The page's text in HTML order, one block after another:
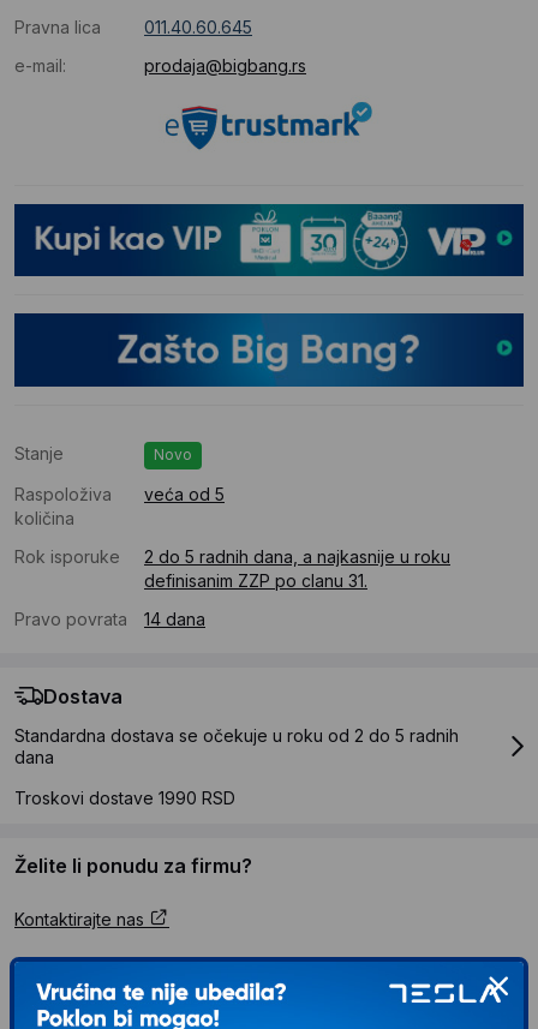
Pravna lica
011.40.60.645
e-mail:
prodaja@bigbang.rs
Stanje Novo
Raspoloživa
količina
veća od 5
Rok isporuke
2 do 5 radnih dana, a najkasnije u roku
definisanim ZZP po clanu 31.
Pravo povrata
14 dana
Dostava
Standardna dostava se očekuje u roku od 2 do 5 radnih
dana
Troskovi dostave 1990 RSD
Želite li ponudu za firmu?
Kontaktirajte nas
Opis proizvoda Hisense Energy Pro X 12K
QH35XV3A Klima uređaj